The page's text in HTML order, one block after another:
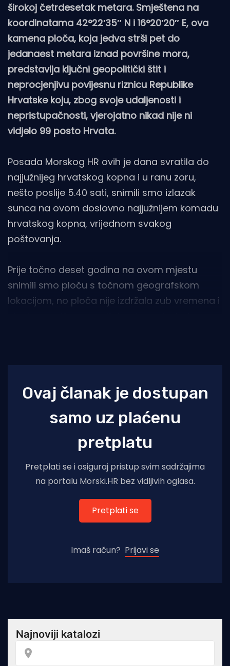
širokoj četrdesetak metara. Smještena na
koordinatama 42°22′35″ N i 16°20′20″ E, ova
kamena ploča, koja jedva strši pet do
jedanaest metara iznad površine mora,
predstavlja ključni geopolitički štit i
neprocjenjivu povijesnu riznicu Republike
Hrvatske koju, zbog svoje udaljenosti i
nepristupačnosti, vjerojatno nikad nije ni
vidjelo 99 posto Hrvata.
Posada Morskog HR ovih je dana svratila do
najjužnijeg hrvatskog kopna i u ranu zoru,
nešto poslije 5.40 sati, snimili smo izlazak
sunca na ovom doslovno najjužnijem komadu
hrvatskog kopna, vrijednom svakog
poštovanja.
Prije točno deset godina na ovom mjestu
snimili smo ploču s točnom geografskom
lokacijom, no ploča nije izdržala zub vremena i
Ovaj članak je dostupan
samo uz plaćenu
pretplatu
Pretplati se i osiguraj pristup svim sadržajima
na portalu Morski.HR bez vidljivih oglasa.
Pretplati se
Imaš račun? Prijavi se